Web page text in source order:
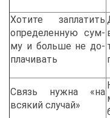
Хо­ти­те за­пла­тить
опре­де­лен­ную сум­
му и боль­ше не до­
пла­чи­вать
Связь нуж­на «на
вся­кий слу­чай»